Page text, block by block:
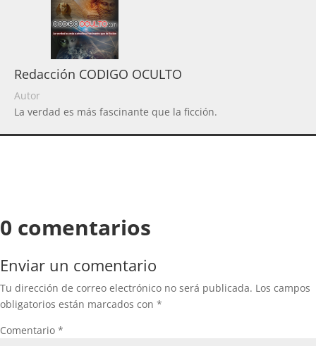
Redacción CODIGO OCULTO
Autor
La verdad es más fascinante que la ficción.
0 comentarios
Enviar un comentario
Tu dirección de correo electrónico no será publicada. Los campos
obligatorios están marcados con *
Comentario *